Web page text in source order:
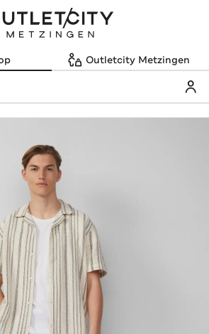
Outletcity Metzingen